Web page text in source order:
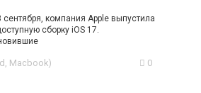
сентября, компания Apple выпустила
сборку iOS 17.
Macbook) 0